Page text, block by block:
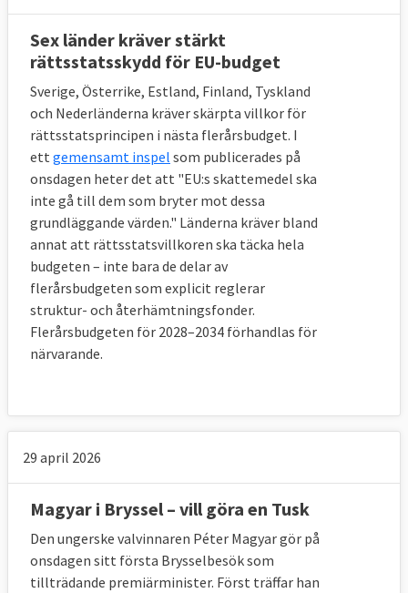
ländernas stats- och regeringschefer som
tar beslut om artikel 7.2 ska understryka det
allvarliga läget. Artikel 7.2 har ännu inte
använts.
Synen på domstolarnas oberoende
På våren 2021 lät EU-kommissionen genomföra
en undersökning i medlemsländerna om
invånarnas syn på domstolarnas oberoende
Fråga som ställdes var:
”Utifrån vad du vet, hur skulle du betygsätta
rättsväsendet i [ditt land] när det gäller
domstolars och domares oberoende? Skulle du
säga att det är mycket bra, ganska bra, ganska
Svaren fördelade sig så här:
Sex länder kräver stärkt
rättsstatsskydd för EU-budget
Sverige, Österrike, Estland, Finland, Tyskland
och Nederländerna kräver skärpta villkor för
rättsstatsprincipen i nästa flerårsbudget. I
ett gemensamt inspel som publicerades på
onsdagen heter det att "EU:s skattemedel ska
inte gå till dem som bryter mot dessa
grundläggande värden." Länderna kräver bland
annat att rättsstatsvillkoren ska täcka hela
budgeten – inte bara de delar av
flerårsbudgeten som explicit reglerar
struktur- och återhämtningsfonder.
Flerårsbudgeten för 2028–2034 förhandlas för
närvarande.
29 april 2026
Magyar i Bryssel – vill göra en Tusk
Den ungerske valvinnaren Péter Magyar gör på
onsdagen sitt första Brysselbesök som
tillträdande premiärminister. Först träffar han